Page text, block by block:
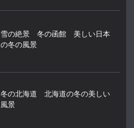
雪の絶景 冬の函館 美しい日本
の冬の風景
冬の北海道 北海道の冬の美しい
風景